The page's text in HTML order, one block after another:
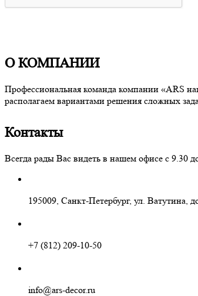
О КОМПАНИИ
Профессиональная команда компании «ARS
располагаем вариантами решения сложных
Контакты
Всегда рады Вас видеть в нашем офисе с 9.30
195009, Санкт-Петербург, ул. Ватутина,
+7 (812) 209-10-50
info@ars-decor.ru